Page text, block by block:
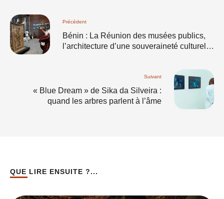
Précédent
Bénin : La Réunion des musées publics,
l’architecture d’une souveraineté culturelle
Suivant
« Blue Dream » de Sika da Silveira :
quand les arbres parlent à l’âme
QUE LIRE ENSUITE ?...